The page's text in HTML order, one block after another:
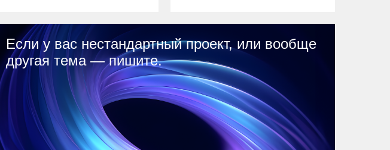
Если у вас нестандартный проект, или вообще
другая тема — пишите.